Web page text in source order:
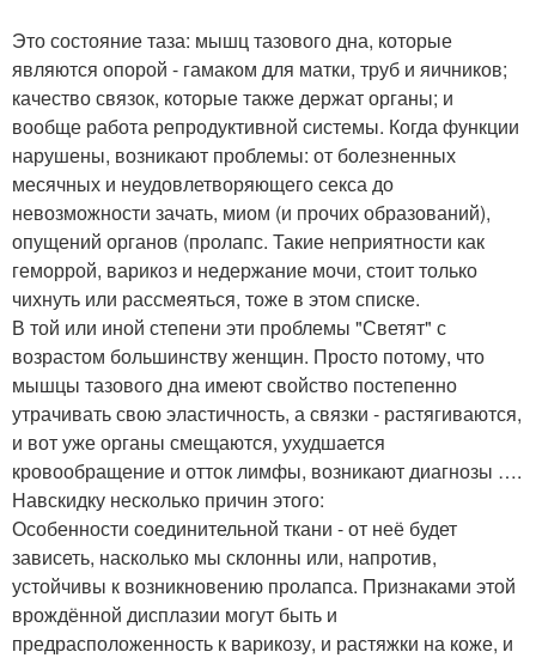
Это состояние таза: мышц тазового дна, которые
являются опорой - гамаком для матки, труб и яичников;
качество связок, которые также держат органы; и
вообще работа репродуктивной системы. Когда функции
нарушены, возникают проблемы: от болезненных
месячных и неудовлетворяющего секса до
невозможности зачать, миом (и прочих образований),
опущений органов (пролапс. Такие неприятности как
геморрой, варикоз и недержание мочи, стоит только
чихнуть или рассмеяться, тоже в этом списке.
В той или иной степени эти проблемы "Светят" с
возрастом большинству женщин. Просто потому, что
мышцы тазового дна имеют свойство постепенно
утрачивать свою эластичность, а связки - растягиваются,
и вот уже органы смещаются, ухудшается
кровообращение и отток лимфы, возникают диагнозы ….
Навскидку несколько причин этого:
Особенности соединительной ткани - от неё будет
зависеть, насколько мы склонны или, напротив,
устойчивы к возникновению пролапса. Признаками этой
врождённой дисплазии могут быть и
предрасположенность к варикозу, и растяжки на коже, и